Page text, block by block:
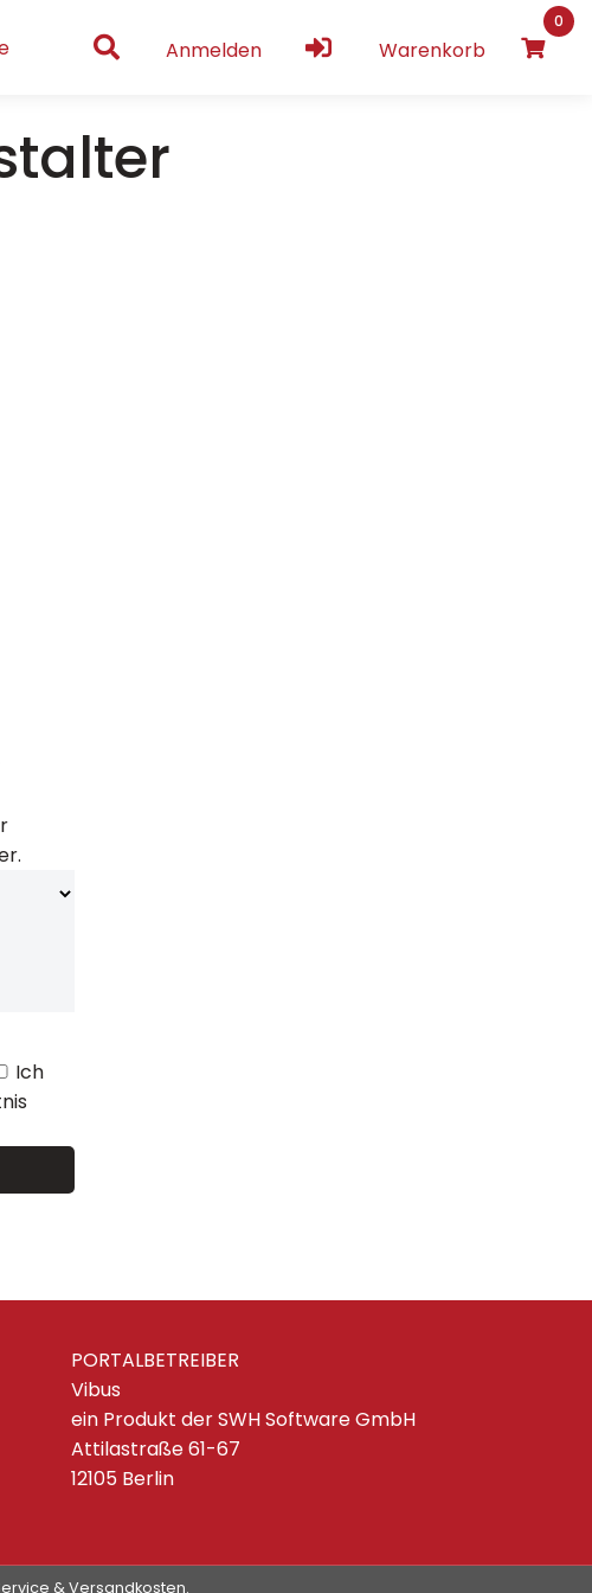
Anmelden Warenkorb
0
Ich
PORTALBETREIBER
Vibus
ein Produkt der SWH Software GmbH
Attilastraße 61-67
12105 Berlin
& Versandkosten.